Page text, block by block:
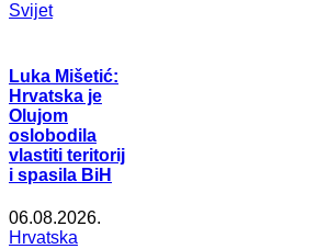
Svijet
Luka Mišetić:
Hrvatska je
Olujom
oslobodila
vlastiti teritorij
i spasila BiH
06.08.2026.
Hrvatska